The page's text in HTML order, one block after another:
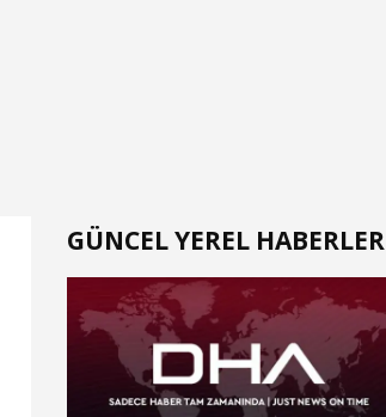
GÜNCEL YEREL HABERLER